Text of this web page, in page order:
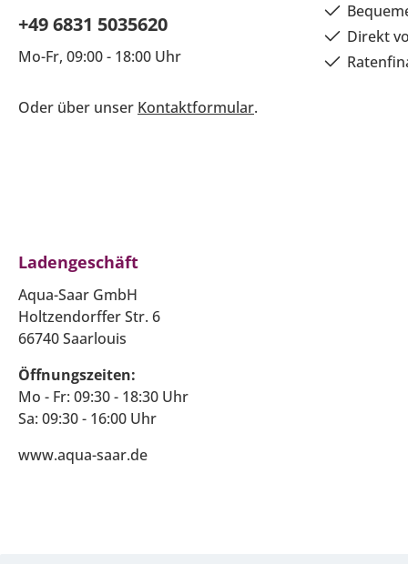
+49 6831 5035620
Mo-Fr, 09:00 - 18:00 Uhr
Oder über unser Kontaktformular.
Direkt
Ladengeschäft
Aqua-Saar GmbH
Holtzendorffer Str. 6
66740 Saarlouis
Öffnungszeiten:
Mo - Fr: 09:30 - 18:30 Uhr
Sa: 09:30 - 16:00 Uhr
www.aqua-saar.de